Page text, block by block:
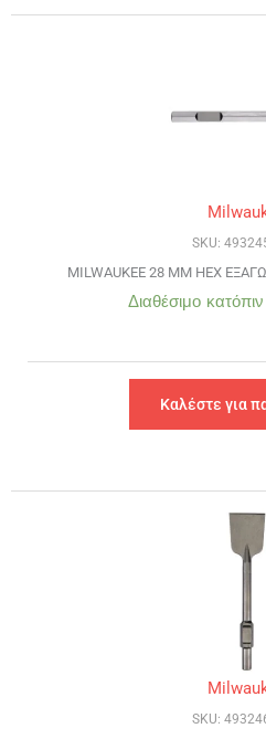
SKU:
MILWAUKEE 28 MM HEX
Διαθέσιμο
Καλέστε για
SKU: